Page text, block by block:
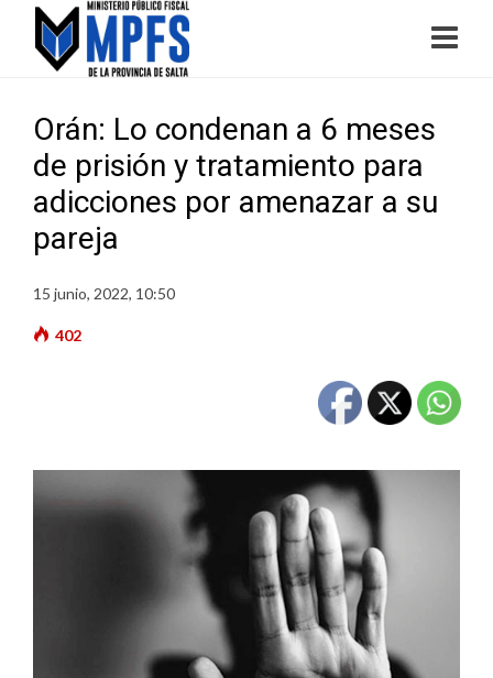
Orán: Lo condenan a 6 meses
de prisión y tratamiento para
adicciones por amenazar a su
pareja
15 junio, 2022, 10:50
402